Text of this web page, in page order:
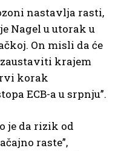
nastavlja rasti,
Nagel u utorak u
On misli da će
krajem
korak
ECB-a u srpnju”.
je da rizik od
raste”,